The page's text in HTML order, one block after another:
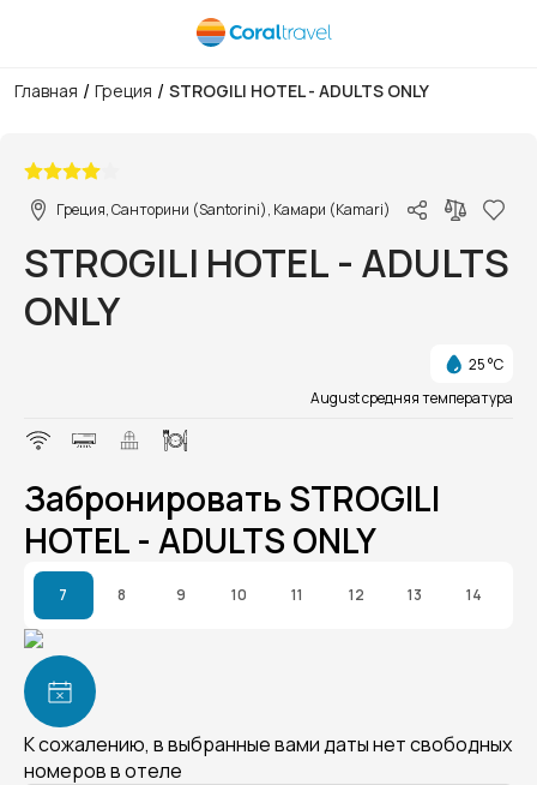
Главная / Греция / STROGILI HOTEL - ADULTS ONLY
Греция, Санторини (Santorini), Камари (Kamari)
STROGILI HOTEL - ADULTS
ONLY
25 °C
August средняя температура
Забронировать STROGILI
HOTEL - ADULTS ONLY
7 8 9 10 11 12 13 14
К сожалению, в выбранные вами даты нет свободных
номеров в отеле